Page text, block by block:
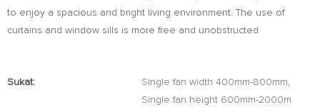
to enjoy a spacious and bright living environment. The use of
curtains and window sills is more free and unobstructed
Sukat:
Single fan width 400mm-800mm,
Single fan height 600mm-2000m